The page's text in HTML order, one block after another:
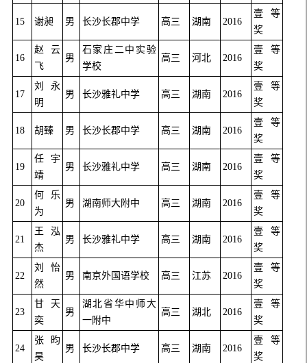
15 谢昶 男 长沙长郡中学 高三 湖南 2016
壹等
奖
16
赵云
飞
男
石家庄二中实验
学校
高三 河北 2016
壹等
奖
17
刘永
明
男 长沙雅礼中学 高三 湖南 2016
壹等
奖
18 胡臻 男 长沙长郡中学 高三 湖南 2016
壹等
奖
19
任宇
靖
男 长沙雅礼中学 高三 湖南 2016
壹等
奖
20
何乐
为
男 湖南师大附中 高三 湖南 2016
壹等
奖
21
王泓
杰
男 长沙雅礼中学 高三 湖南 2016
壹等
奖
22
刘怡
然
男 南京外国语学校 高三 江苏 2016
壹等
奖
23
甘天
奕
男
湖北省华中师大
一附中
高三 湖北 2016
壹等
奖
24
张昀
昊
男 长沙长郡中学 高三 湖南 2016
壹等
奖